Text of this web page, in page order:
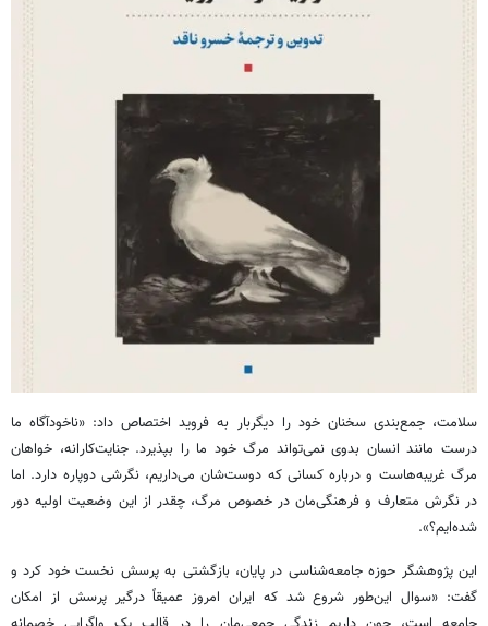
سلامت، جمع‌بندی سخنان خود را دیگربار به فروید اختصاص داد: ‌«ناخودآگاه ما
درست مانند انسان بدوی نمی‌تواند مرگ خود ما را بپذیرد. جنایت‌کارانه، خواهان
مرگ غریبه‌هاست و درباره کسانی که دوست‌شان می‌داریم، نگرشی دوپاره دارد. اما
در نگرش متعارف و فرهنگی‌مان در خصوص مرگ، چقدر از این وضعیت اولیه دور
شده‌ایم؟».
این پژوهشگر حوزه جامعه‌شناسی در پایان، بازگشتی به پرسش نخست خود کرد و
گفت: «سوال این‌طور شروع شد که ایران امروز عمیقاً درگیر پرسش از امکان